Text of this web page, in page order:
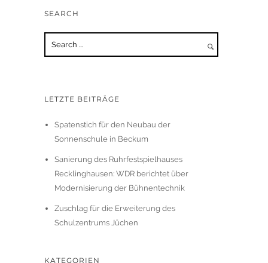
SEARCH
LETZTE BEITRÄGE
Spatenstich für den Neubau der
Sonnenschule in Beckum
Sanierung des Ruhrfestspielhauses
Recklinghausen: WDR berichtet über
Modernisierung der Bühnentechnik
Zuschlag für die Erweiterung des
Schulzentrums Jüchen
KATEGORIEN